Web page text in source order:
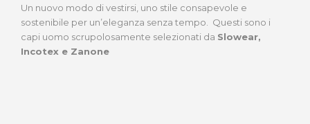
Un nuovo modo di vestirsi, uno stile consapevole e
sostenibile per un’eleganza senza tempo. Questi sono i
capi uomo scrupolosamente selezionati da Slowear,
Incotex e Zanone